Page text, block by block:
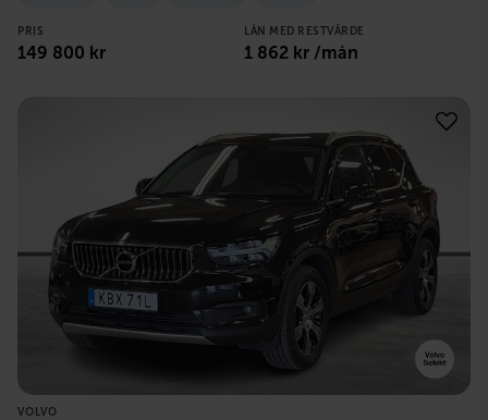
PRIS
149 800 kr
LÅN MED RESTVÄRDE
1 862 kr /mån
VOLVO